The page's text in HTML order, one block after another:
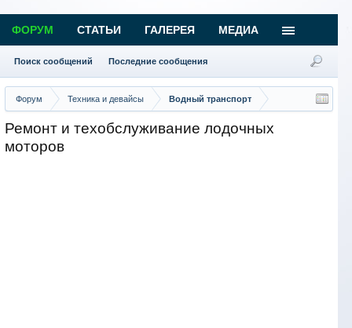
Форум Техника и девайсы Водный транспорт
Ремонт и техобслуживание лодочных
моторов
ФОРУМ
Поиск сообщений Последние сообщения
СТАТЬИ ГАЛЕРЕЯ МЕДИА